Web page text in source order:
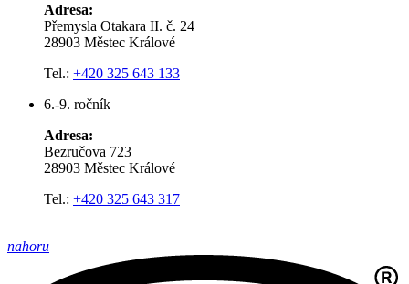
Adresa:
Přemysla Otakara II. č. 24
28903 Městec Králové
Tel.: +420 325 643 133
6.-9. ročník
Adresa:
Bezručova 723
28903 Městec Králové
Tel.: +420 325 643 317
nahoru